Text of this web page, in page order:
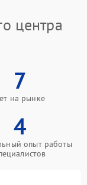
центра
7
на рынке
4
опыт работы